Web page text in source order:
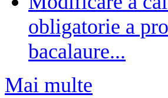
obligatorie a
bacalaure...
Mai multe